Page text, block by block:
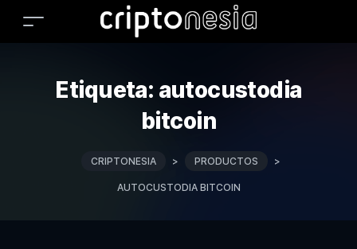
Etiqueta: autocustodia
bitcoin
CRIPTONESIA > PRODUCTOS >
AUTOCUSTODIA BITCOIN